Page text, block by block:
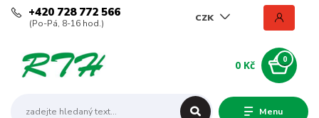
Menu
CZK
+420 728 772 566
(Po-Pá, 8-16 hod.)
0
0 Kč